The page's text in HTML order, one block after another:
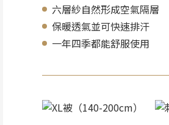
六層紗自然形成空氣隔層
保暖透氣並可快速排汗
一年四季都能舒服使用